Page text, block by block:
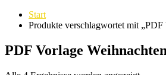
Start
Produkte verschlagwortet mit „PDF
PDF Vorlage Weihnachten